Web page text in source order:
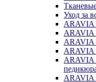
Уход за
ARAVIA
ARAVIA
ARAVIA
ARAVIA
ARAVIA
ARAVIA